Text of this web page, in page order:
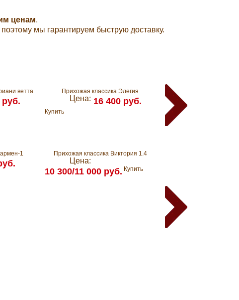
ценам.
поэтому мы гарантируем быструю доставку.
ветта
руб.
Прихожая классика Элегия
Цена: 16 400 руб.
Купить Купить
1 Прихожая классика Виктория 1.4
Цена:
10 300/11 000 руб. Купить